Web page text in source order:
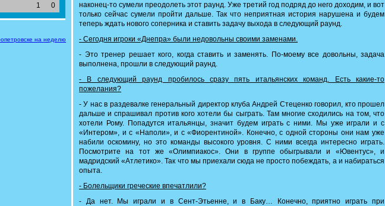
1 0
наконец-то сумели преодолеть этот раунд. Уже третий год подряд до него доходим, и вот
только сейчас сумели пройти дальше. Так что неприятная история нарушена и будем
теперь ждать нового соперника и ставить задачу выхода в следующий раунд.
- Сегодня игроки «Днепра» были недовольны своими заменами.
- Это тренер решает кого, когда ставить и заменять. По-моему все довольны, задача
выполнена, прошли в следующий раунд.
- В следующий раунд пробилось сразу пять итальянских команд. Есть какие-то
пожелания?
- У нас в раздевалке генеральный директор клуба Андрей Стеценко говорил, кто прошел
дальше и спрашивал против кого хотели бы сыграть. Там многие сходились на том, что
хотели Рому. Попадутся итальянцы, значит будем играть с ними. Мы уже играли и с
«Интером», и с «Наполи», и с «Фиорентиной». Конечно, с одной стороны они нам уже
набили оскомину, но это команды высокого уровня. С ними всегда интересно играть.
Посмотрите на тот же «Олимпиакос». Они в группе обыгрывали и «Ювентус», и
мадридский «Атлетико». Так что мы приехали сюда не просто побеждать, а и набираться
опыта.
- Болельщики греческие впечатлили?
- Да нет. Мы играли и в Сент-Этьенне, и в Баку… Конечно, приятно играть при